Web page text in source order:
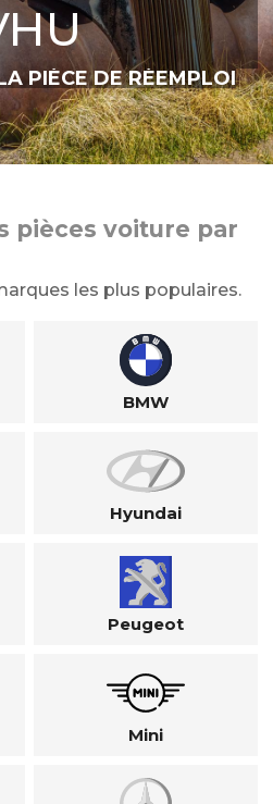
PIÈCE DE RÉEMPLOI
pièces voiture par
les plus populaires.
BMW
Hyundai
Peugeot
Mini